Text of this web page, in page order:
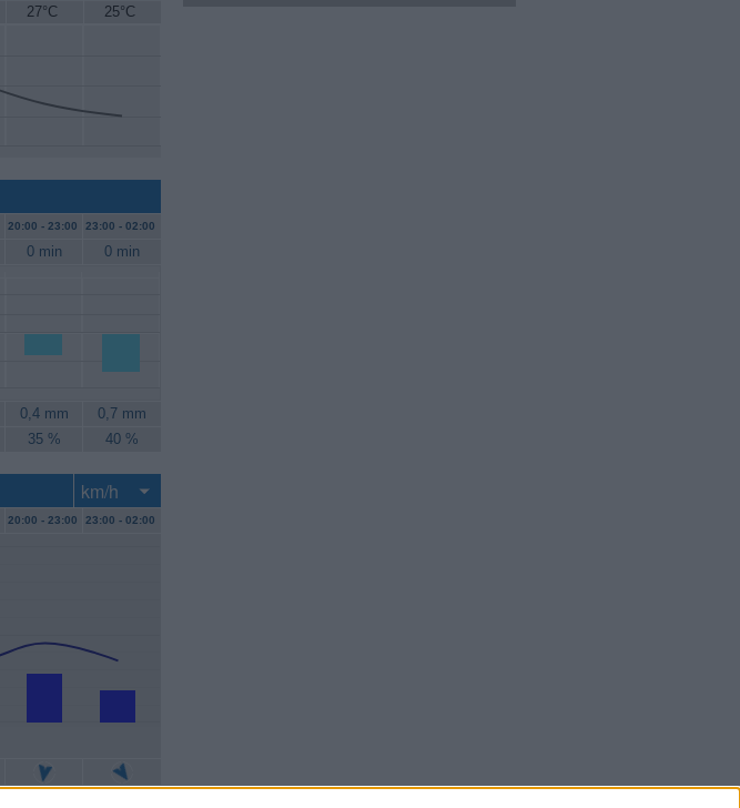
27°C 25°C
20:00 - 23:00 23:00 - 02:00
0 min 0 min
0,4 mm
0,7 mm
35 % 40 %
20:00 - 23:00 23:00 - 02:00